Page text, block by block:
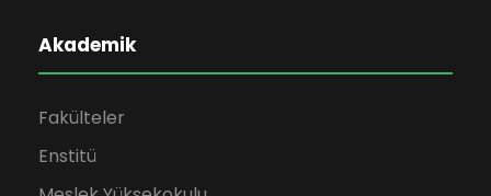
Akademik
Fakülteler
Enstitü